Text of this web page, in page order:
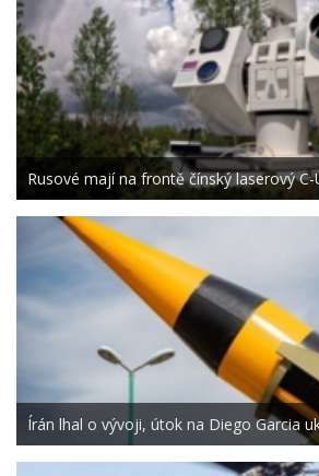
Rusové mají na frontě čínský laserový C-
Írán lhal o vývoji, útok na Diego Garcia